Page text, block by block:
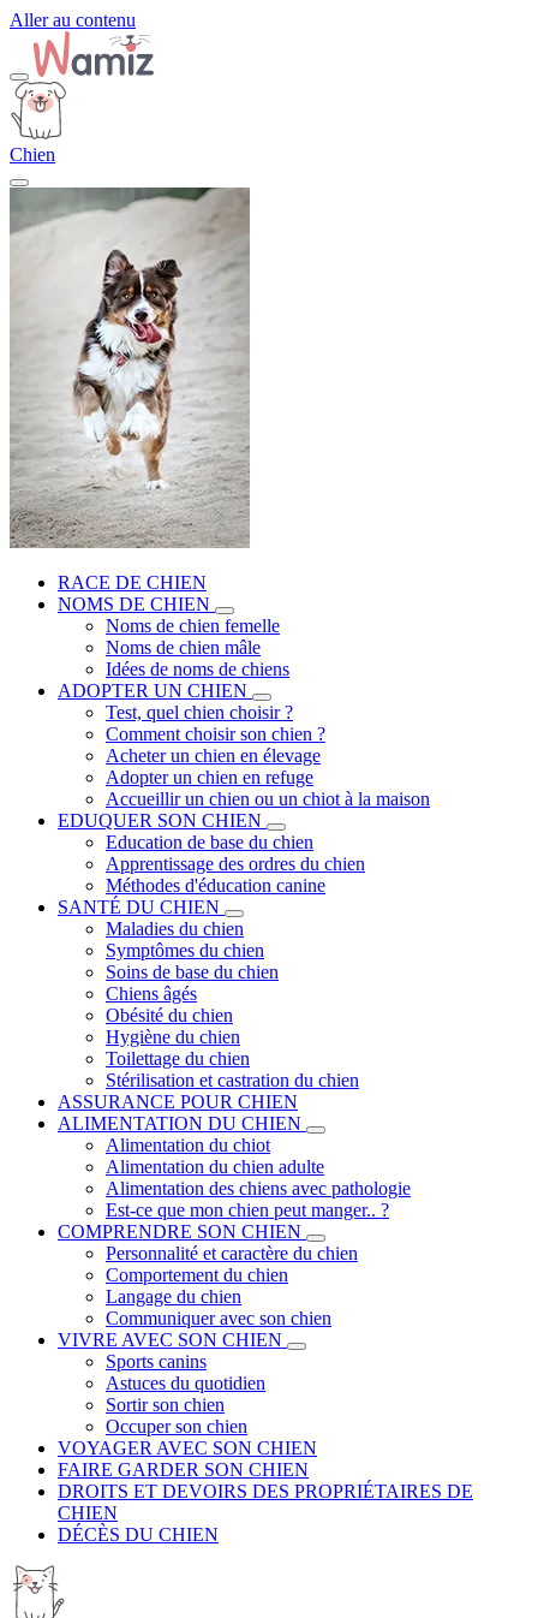
Aller au contenu
Chien
RACE DE CHIEN
NOMS DE CHIEN
Noms de chien femelle
Noms de chien mâle
Idées de noms de chiens
ADOPTER UN CHIEN
Test, quel chien choisir ?
Comment choisir son chien ?
Acheter un chien en élevage
Adopter un chien en refuge
Accueillir un chien ou un chiot à la maison
EDUQUER SON CHIEN
Education de base du chien
Apprentissage des ordres du chien
Méthodes d'éducation canine
SANTÉ DU CHIEN
Maladies du chien
Symptômes du chien
Soins de base du chien
Chiens âgés
Obésité du chien
Hygiène du chien
Toilettage du chien
Stérilisation et castration du chien
ASSURANCE POUR CHIEN
ALIMENTATION DU CHIEN
Alimentation du chiot
Alimentation du chien adulte
Alimentation des chiens avec pathologie
Est-ce que mon chien peut manger.. ?
COMPRENDRE SON CHIEN
Personnalité et caractère du chien
Comportement du chien
Langage du chien
Communiquer avec son chien
VIVRE AVEC SON CHIEN
Sports canins
Astuces du quotidien
Sortir son chien
Occuper son chien
VOYAGER AVEC SON CHIEN
FAIRE GARDER SON CHIEN
DROITS ET DEVOIRS DES PROPRIÉTAIRES DE
CHIEN
DÉCÈS DU CHIEN